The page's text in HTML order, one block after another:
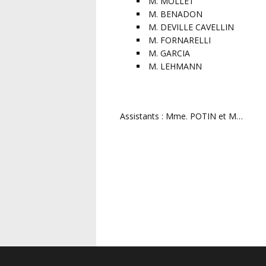
M. BENADON
M. DEVILLE CAVELLIN
M. FORNARELLI
M. GARCIA
M. LEHMANN
Assistants : Mme. POTIN et M…